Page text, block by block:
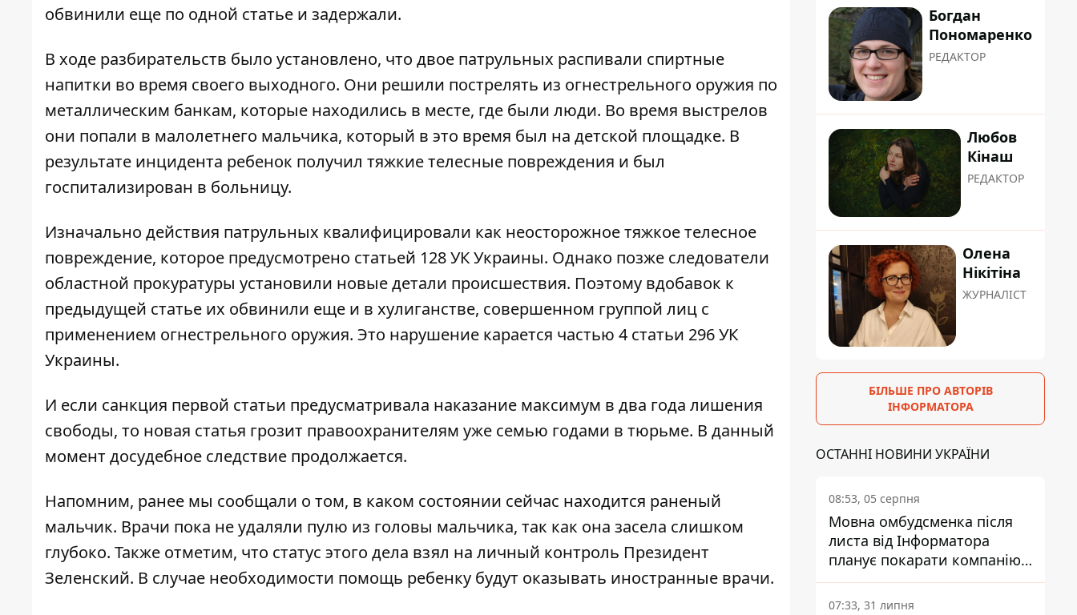
обвинили еще по одной статье и задержали.
В ходе разбирательств было установлено, что двое патрульных распивали спиртные
напитки во время своего выходного. Они решили пострелять из огнестрельного оружия по
металлическим банкам, которые находились в месте, где были люди. Во время выстрелов
они попали в малолетнего мальчика, который в это время был на детской площадке. В
результате инцидента ребенок получил тяжкие телесные повреждения и был
госпитализирован в больницу.
Изначально действия патрульных квалифицировали как неосторожное тяжкое телесное
повреждение, которое предусмотрено статьей 128 УК Украины. Однако позже следователи
областной прокуратуры установили новые детали происшествия. Поэтому вдобавок к
предыдущей статье их обвинили еще и в хулиганстве, совершенном группой лиц с
применением огнестрельного оружия. Это нарушение карается частью 4 статьи 296 УК
Украины.
И если санкция первой статьи предусматривала наказание максимум в два года лишения
свободы, то новая статья грозит правоохранителям уже семью годами в тюрьме. В данный
момент досудебное следствие продолжается.
Напомним, ранее мы сообщали о том, в каком состоянии сейчас находится раненый
мальчик. Врачи пока не удаляли пулю из головы мальчика, так как она засела слишком
глубоко. Также отметим, что статус этого дела взял на личный контроль Президент
Зеленский. В случае необходимости помощь ребенку будут оказывать иностранные врачи.
Богдан
Пономаренко
РЕДАКТОР
Любов
Кінаш
РЕДАКТОР
Олена
Нікітіна
ЖУРНАЛІСТ
БІЛЬШЕ ПРО АВТОРІВ
ІНФОРМАТОРА
ОСТАННІ НОВИНИ УКРАЇНИ
08:53, 05 серпня
Мовна омбудсменка після
листа від Інформатора
планує покарати компанію-
підрядника ПриватБанку
07:33, 31 липня